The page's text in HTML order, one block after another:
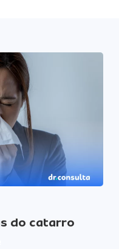
do catarro